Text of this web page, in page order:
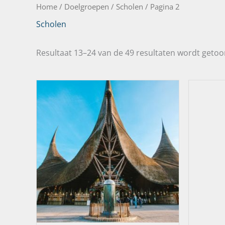
Home / Doelgroepen / Scholen / Pagina 2
Scholen
Resultaat 13–24 van de 49 resultaten wordt